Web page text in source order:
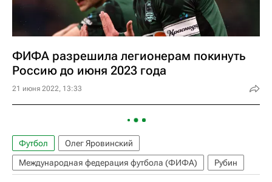
ФИФА разрешила легионерам покинуть
Россию до июня 2023 года
21 июня 2022, 13:33
Футбол
Олег Яровинский
Международная федерация футбола (ФИФА)
Рубин